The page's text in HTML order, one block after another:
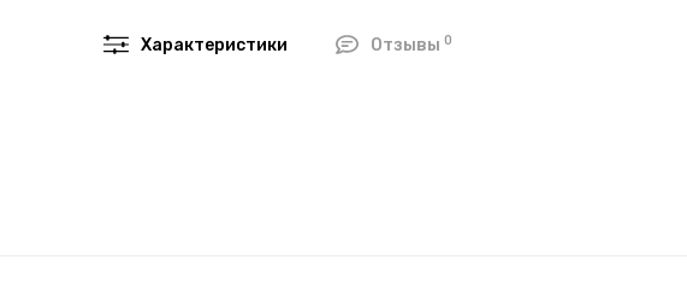
Характеристики Отзывы 0